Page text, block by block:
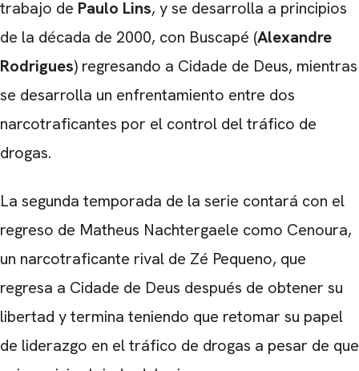
trabajo de Paulo Lins, y se desarrolla a principios
de la década de 2000, con Buscapé (Alexandre
Rodrigues) regresando a Cidade de Deus, mientras
se desarrolla un enfrentamiento entre dos
narcotraficantes por el control del tráfico de
drogas.
La segunda temporada de la serie contará con el
regreso de Matheus Nachtergaele como Cenoura,
un narcotraficante rival de Zé Pequeno, que
regresa a Cidade de Deus después de obtener su
libertad y termina teniendo que retomar su papel
de liderazgo en el tráfico de drogas a pesar de que